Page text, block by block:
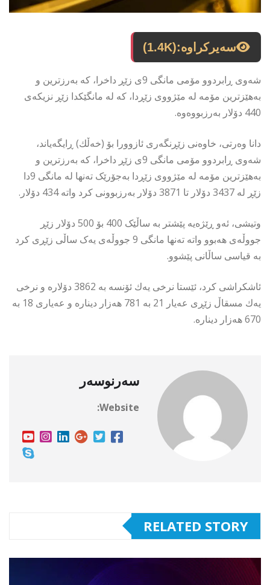
سەیرکراوە:(1.4K)
شەوی ڕابردوو مۆمی مانگی 9ی زێڕ داخرا، كە بەرزترین و
بەهێزترین مۆمە لە مێژووی زێڕدا، کە لە مانگێكدا زێڕ نزیكەی
440 دۆلار بەرزبووەوە.
دانا وەرتی، خاوەنی زێڕنگەری ئازوورا بۆ (خەڵك) ڕایگەیاند،
شەوی ڕابردوو مۆمی مانگی 9ی زێڕ داخرا، كە بەرزترین و
بەهێزترین مۆمە لە مێژووی زێڕدا بەجۆرێک تەنها لە مانگی 9دا
زێڕ لە 3437 دۆلار تا 3871 دۆلار بەرزبوونی کرد واتە 434 دۆلار.
وتیشی، ئەو ڕێژەیە پێشتر بە ساڵێک 400 بۆ 500 دۆلار زێڕ
جووڵەی هەبوو واتە تەنها مانگی 9 جووڵەی یەک ساڵی زێڕی کرد
بە قیاسی ساڵانی پێشوو.
ئاشكراشی كرد، ئێستا نرخی یەك ئۆنسە بە 3862 دۆلارە و نرخی
یەك مسقاڵ زێڕی عەیار 21 بە 781 هەزار دینارە و عەیاری 18 بە
670 هەزار دینارە.
سەرنوسەر
Website:
RELATED STORY